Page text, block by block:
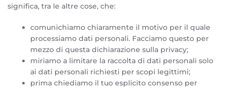
significa, tra le altre cose, che:
comunichiamo chiaramente il motivo per il quale
processiamo dati personali. Facciamo questo per
mezzo di questa dichiarazione sulla privacy;
miriamo a limitare la raccolta di dati personali solo
ai dati personali richiesti per scopi legittimi;
prima chiediamo il tuo esplicito consenso per